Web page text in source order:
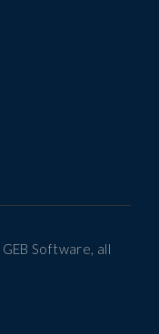
GEB Software, all